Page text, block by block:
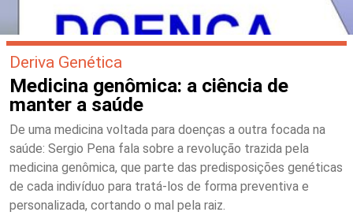
Deriva Genética
Medicina genômica: a ciência de
manter a saúde
De uma medicina voltada para doenças a outra focada na
saúde: Sergio Pena fala sobre a revolução trazida pela
medicina genômica, que parte das predisposições genéticas
de cada indivíduo para tratá-los de forma preventiva e
personalizada, cortando o mal pela raiz.